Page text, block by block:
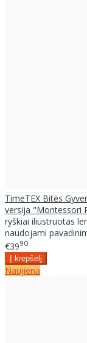
TimeTEX Bitės
versija "Montessori
ryškiai iliustruotas
naudojami
€3990
Naujiena